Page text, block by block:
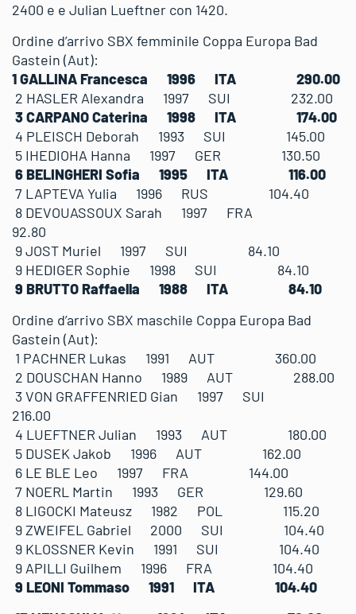
2400 e e Julian Lueftner con 1420.
Ordine d’arrivo SBX femminile Coppa Europa Bad
Gastein (Aut):
1 GALLINA Francesca 1996 ITA 290.00
2 HASLER Alexandra 1997 SUI 232.00
3 CARPANO Caterina 1998 ITA 174.00
4 PLEISCH Deborah 1993 SUI 145.00
5 IHEDIOHA Hanna 1997 GER 130.50
6 BELINGHERI Sofia 1995 ITA 116.00
7 LAPTEVA Yulia 1996 RUS 104.40
8 DEVOUASSOUX Sarah 1997 FRA
92.80
9 JOST Muriel 1997 SUI 84.10
9 HEDIGER Sophie 1998 SUI 84.10
9 BRUTTO Raffaella 1988 ITA 84.10
Ordine d’arrivo SBX maschile Coppa Europa Bad
Gastein (Aut):
1 PACHNER Lukas 1991 AUT 360.00
2 DOUSCHAN Hanno 1989 AUT 288.00
3 VON GRAFFENRIED Gian 1997 SUI
216.00
4 LUEFTNER Julian 1993 AUT 180.00
5 DUSEK Jakob 1996 AUT 162.00
6 LE BLE Leo 1997 FRA 144.00
7 NOERL Martin 1993 GER 129.60
8 LIGOCKI Mateusz 1982 POL 115.20
9 ZWEIFEL Gabriel 2000 SUI 104.40
9 KLOSSNER Kevin 1991 SUI 104.40
9 APILLI Guilhem 1996 FRA 104.40
9 LEONI Tommaso 1991 ITA 104.40